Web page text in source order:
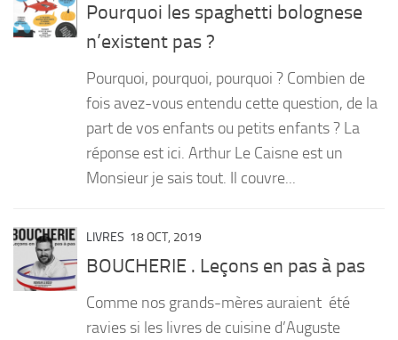
Pourquoi les spaghetti bolognese
n’existent pas ?
Pourquoi, pourquoi, pourquoi ? Combien de
fois avez-vous entendu cette question, de la
part de vos enfants ou petits enfants ? La
réponse est ici. Arthur Le Caisne est un
Monsieur je sais tout. Il couvre...
LIVRES 18 OCT, 2019
BOUCHERIE . Leçons en pas à pas
Comme nos grands-mères auraient été
ravies si les livres de cuisine d’Auguste